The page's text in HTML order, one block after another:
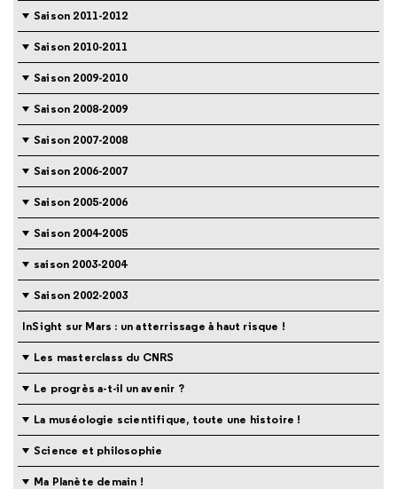
Saison 2011-2012
Saison 2010-2011
Saison 2009-2010
Saison 2008-2009
Saison 2007-2008
Saison 2006-2007
Saison 2005-2006
Saison 2004-2005
saison 2003-2004
Saison 2002-2003
InSight sur Mars : un atterrissage à haut risque !
Les masterclass du CNRS
Le progrès a-t-il un avenir ?
La muséologie scientifique, toute une histoire !
Science et philosophie
Ma Planète demain !